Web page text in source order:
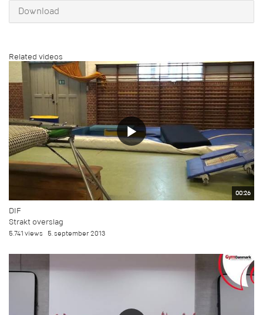
Download
Related videos
00:26
DIF
Strakt overslag
5.741 views 5. september 2013